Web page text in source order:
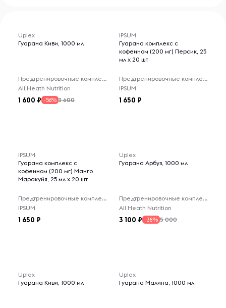
Uplex
Гуарана Киви, 1000 мл
Предтренировочные комплексы
All Heath Nutrition
1 600 -56% 3 600
IPSUM
Гуарана комплекс с
кофеином (200 мг) Персик, 25
мл x 20 шт
Предтренировочные комплексы
IPSUM
1 650
IPSUM
Гуарана комплекс с
кофеином (200 мг) Манго
Маракуйя, 25 мл x 20 шт
Предтренировочные комплексы
IPSUM
1 650
Uplex
Гуарана Арбуз, 1000 мл
Предтренировочные комплексы
All Heath Nutrition
3 100 -38% 5 000
Uplex
Гуарана Киви, 1000 мл
Uplex
Гуарана Малина, 1000 мл